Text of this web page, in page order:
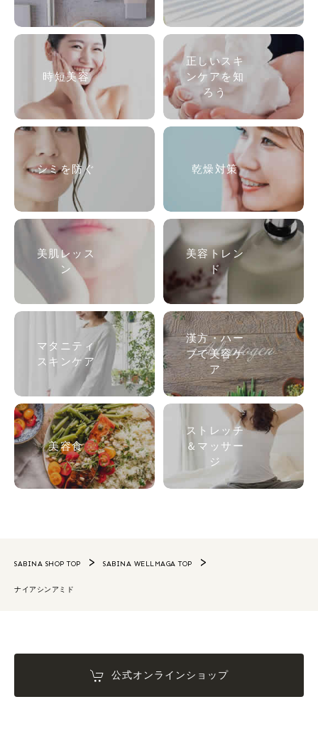
時短美容
正しいスキ
ンケアを知
ろう
シミを防ぐ 乾燥対策
美肌レッス
ン
美容トレン
ド
マタニティ
スキンケア
漢方・ハー
ブで美容ケ
ア
美容食
ストレッチ
＆マッサー
ジ
SABINA SHOP TOP SABINA WELLMAGA TOP
ナイアシンアミド
公式オンラインショップ